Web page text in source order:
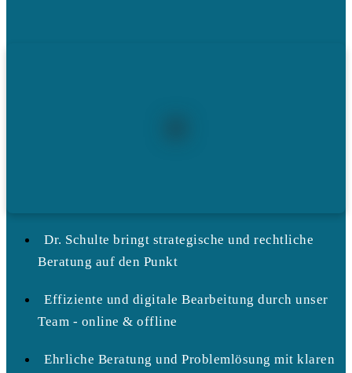
Dr. Schulte bringt strategische und rechtliche
Beratung auf den Punkt
Effiziente und digitale Bearbeitung durch unser
Team - online & offline
Ehrliche Beratung und Problemlösung mit klaren